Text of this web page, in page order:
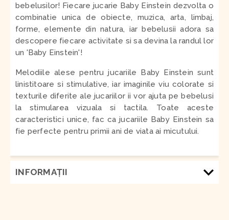
bebelusilor! Fiecare jucarie Baby Einstein dezvolta o
combinatie unica de obiecte, muzica, arta, limbaj,
forme, elemente din natura, iar bebelusii adora sa
descopere fiecare activitate si sa devina la randul lor
un 'Baby Einstein'!
Melodiile alese pentru jucariile Baby Einstein sunt
linistitoare si stimulative, iar imaginile viu colorate si
texturile diferite ale jucariilor ii vor ajuta pe bebelusi
la stimularea vizuala si tactila. Toate aceste
caracteristici unice, fac ca jucariile Baby Einstein sa
fie perfecte pentru primii ani de viata ai micutului.
INFORMAŢII